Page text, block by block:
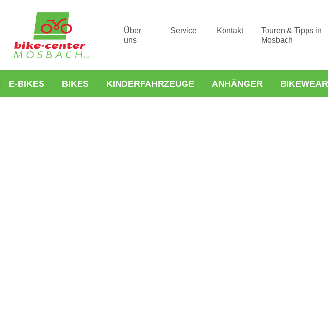
Über
uns
Service Kontakt
Touren & Tipps in
Mosbach
E-BIKES BIKES KINDERFAHRZEUGE ANHÄNGER BIKEWEAR